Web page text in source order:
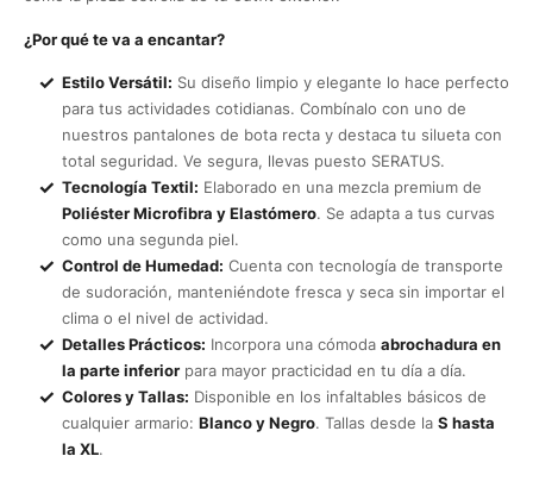
¿Por qué te va a encantar?
Estilo Versátil: Su diseño limpio y elegante lo hace perfecto
para tus actividades cotidianas. Combínalo con uno de
nuestros pantalones de bota recta y destaca tu silueta con
total seguridad. Ve segura, llevas puesto SERATUS.
Tecnología Textil: Elaborado en una mezcla premium de
Poliéster Microfibra y Elastómero. Se adapta a tus curvas
como una segunda piel.
Control de Humedad: Cuenta con tecnología de transporte
de sudoración, manteniéndote fresca y seca sin importar el
clima o el nivel de actividad.
Detalles Prácticos: Incorpora una cómoda abrochadura en
la parte inferior para mayor practicidad en tu día a día.
Colores y Tallas: Disponible en los infaltables básicos de
cualquier armario: Blanco y Negro. Tallas desde la S hasta
la XL.